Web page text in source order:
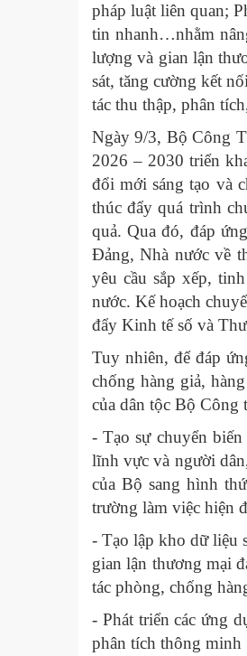
pháp luật liên quan;
tin nhanh…nhằm
lượng và gian lận
sát, tăng cường kết
tác thu thập, phân
Ngày 9/3, Bộ Công
2026 – 2030 triển
đổi mới sáng tạo và
thúc đẩy quá trình
quả. Qua đó, đáp
Đảng, Nhà nước về
yêu cầu sắp xếp,
nước. Kế hoạch
đẩy Kinh tế số và
Tuy nhiên, để đáp
chống hàng giả,
của dân tộc Bộ Công
- Tạo sự chuyển
lĩnh vực và người
của Bộ sang hình
trường làm việc hiện
- Tạo lập kho dữ liệu
gian lận thương mại
tác phòng, chống
- Phát triển các ứng
phân tích thông minh